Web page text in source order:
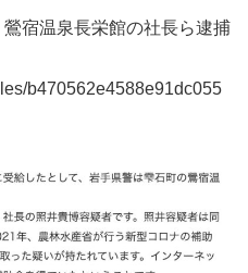
宿温泉長栄館の社長ら逮捕
b470562e4588e91dc055